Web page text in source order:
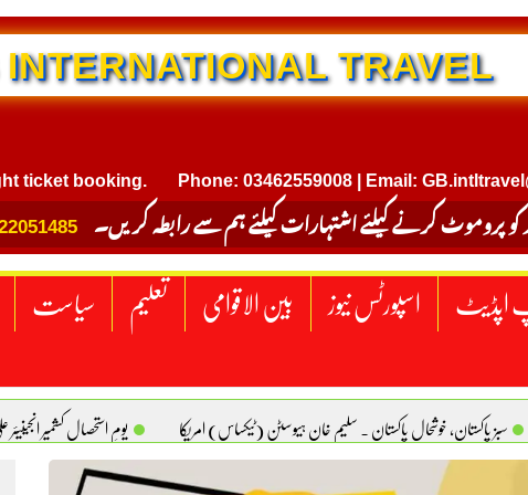
TRAVEL
booking. Phone: 03462559008 | Email:
کو پروموٹ کرنے کیلئے اشتہارات کیلئے ہم سے رابطہ کریں۔
اپڈیٹ اسپورٹس نیوز بین الاقوامی تعلیم سیاست
سبز پاکستان، خوشحال پاکستان . سلیم خان ہیوسٹن (ٹیکساس) امریکا یومِ استحصالِ کشمیر
کی اصل پہچان. یاسر دانیال صابری